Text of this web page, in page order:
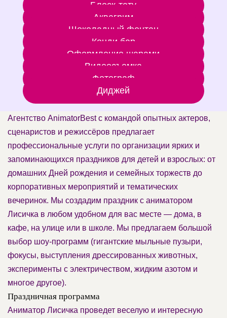
Блеск-тату
Аквагрим
Шоколадный фонтан
Кенди бар
Оформление шарами
Видеосъемка
Фотограф
Диджей
Агентство AnimatorBest с командой опытных актеров,
сценаристов и режиссёров предлагает
профессиональные услуги по организации ярких и
запоминающихся праздников для детей и взрослых: от
домашних Дней рождения и семейных торжеств до
корпоративных мероприятий и тематических
вечеринок. Мы создадим праздник с аниматором
Лисичка в любом удобном для вас месте — дома, в
кафе, на улице или в школе. Мы предлагаем большой
выбор шоу-программ (гигантские мыльные пузыри,
фокусы, выступления дрессированных животных,
эксперименты с электричеством, жидким азотом и
многое другое).
Праздничная программа
Аниматор Лисичка проведет веселую и интересную